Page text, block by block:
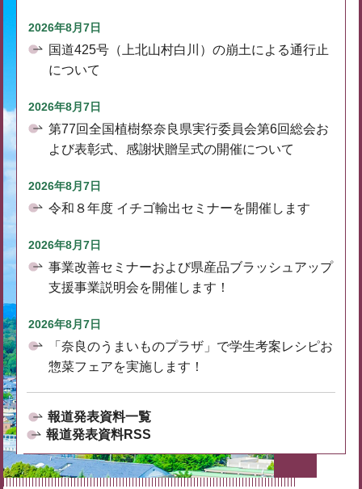
2026年8月7日
国道425号（上北山村白川）の崩土による通行止
について
2026年8月7日
第77回全国植樹祭奈良県実行委員会第6回総会お
よび表彰式、感謝状贈呈式の開催について
2026年8月7日
令和８年度 イチゴ輸出セミナーを開催します
2026年8月7日
事業改善セミナーおよび県産品ブラッシュアップ
支援事業説明会を開催します！
2026年8月7日
「奈良のうまいものプラザ」で学生考案レシピお
惣菜フェアを実施します！
報道発表資料一覧
報道発表資料RSS